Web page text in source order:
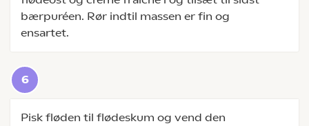
bærpuréen. Rør indtil massen er fin og
ensartet.
Pisk fløden til flødeskum og vend den